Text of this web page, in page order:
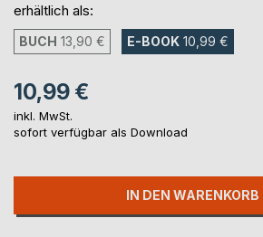
erhältlich als:
BUCH 13,90 € E-BOOK 10,99 €
10,99 €
inkl. MwSt.
sofort verfügbar als Download
IN DEN WARENKORB